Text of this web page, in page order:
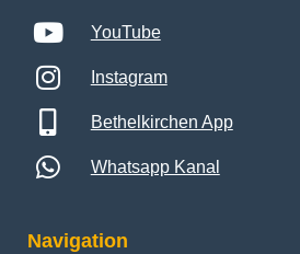
YouTube
Instagram
Bethelkirchen App
Whatsapp Kanal
Navigation